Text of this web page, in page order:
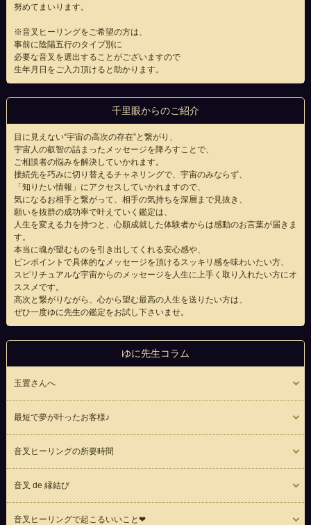
努めてまいります。
※音叉ヒーリングをご希望の方は、
事前に陰陽五行のタイプ別に
必要な音叉を選出することがございますので
生年月日をご入力頂けると助かります。
千里眼からのご紹介
目に見えない“宇宙の高次の存在”と繋がり、
宇宙人の叡智の詰まったメッセージを降ろすことで、
ご相談者の悩みを解決していかれます。
接続先を巧みに切り替えるチャネリングで、宇宙のみならず、
「知りたい情報」にアクセスしていかれますので、
気になるお相手と繋がって、相手の気持ちを深層まで見抜き、
願いを抜群の成功率で叶えていく鑑定は、
人生を変える力を持つと、心願成就した体験者からは感動のお言葉が届きま
す。
本当に魂が望むものを引き出してくれる安心感や、
ピンポイントで具体的なメッセージを頂けるスッキリ感を味わいたい方、
スピリチュアルな宇宙からのメッセージを人生に上手く取り入れたい方にオ
ススメです。
高次と繋がりながら、心から望む最高の人生を送りたい方は、
ぜひ一度ゆに先生の鑑定をお試し下さいませ。
ゆに先生コラム
玉置さんへ
最短で夢が叶ったお客様♪
音叉ヒーリングの所要時間
音叉 de 縁結び
音叉ヒーリングで起こるいいこと❤